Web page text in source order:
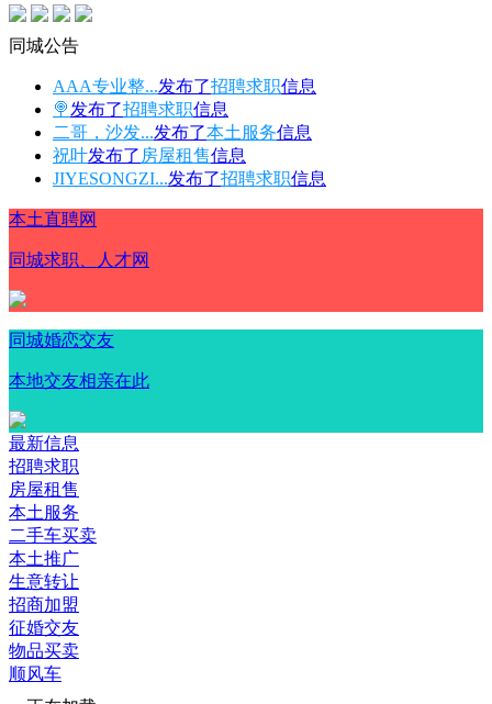
同城公告
AAA专业整...发布了招聘求职信息
🍭 发布了招聘求职信息
二哥，沙发...发布了本土服务信息
祝叶发布了 房屋租售信息
JIYESONGZI...发布了招聘求职信息
本土直聘网
同城求职、人才网
同城婚恋交友
本地交友相亲在此
最新信息
招聘求职
房屋租售
本土服务
二手车买卖
本土推广
生意转让
招商加盟
征婚交友
物品买卖
顺风车